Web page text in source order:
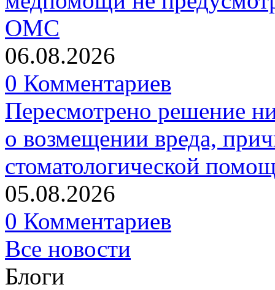
ОМС
06.08.2026
0 Комментариев
Пересмотрено решение
о возмещении вреда,
стоматологической
05.08.2026
0 Комментариев
Все новости
Блоги